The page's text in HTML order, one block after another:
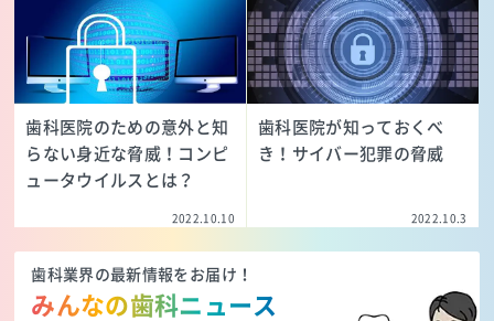
歯科医院のための意外と知
らない身近な脅威！コンピ
ュータウイルスとは？
2022.10.10
歯科医院が知っておくべ
き！サイバー犯罪の脅威
2022.10.3
歯科業界の最新情報をお届け！
みんなの歯科ニュース